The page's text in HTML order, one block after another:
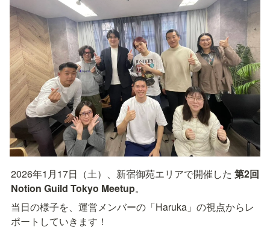
2026年1月17日（土）、新宿御苑エリアで開催した 第2回
Notion Guild Tokyo Meetup。
当日の様子を、運営メンバーの「Haruka」の視点からレ
ポートしていきます！